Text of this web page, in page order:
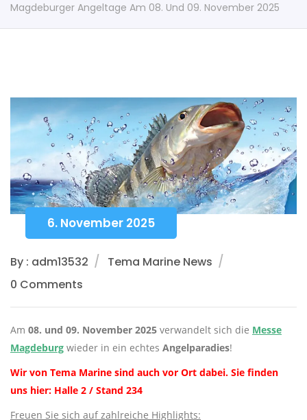
Magdeburger Angeltage Am 08. Und 09. November 2025
6. November 2025
By : adm13532
Tema Marine News
0 Comments
Am 08. und 09. November 2025 verwandelt sich die Messe
Magdeburg wieder in ein echtes Angelparadies!
Wir von Tema Marine sind auch vor Ort dabei. Sie finden
uns hier: Halle 2 / Stand 234
Freuen Sie sich auf zahlreiche Highlights: